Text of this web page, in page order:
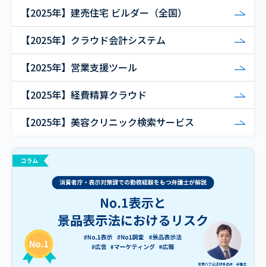
【2025年】建売住宅 ビルダー（全国）
【2025年】クラウド会計システム
【2025年】営業支援ツール
【2025年】経費精算クラウド
【2025年】美容クリニック検索サービス